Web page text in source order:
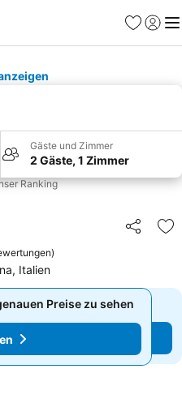
Favoriten
Gäste und Zimmer
2 Gäste, 1 Zimmer
Ranking
Teilen
)
Italien
Preise zu sehen
Preise zu sehen